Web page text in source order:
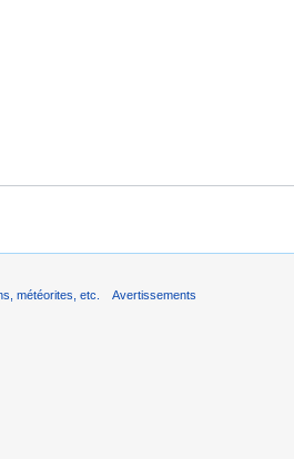
météorites, etc. Avertissements